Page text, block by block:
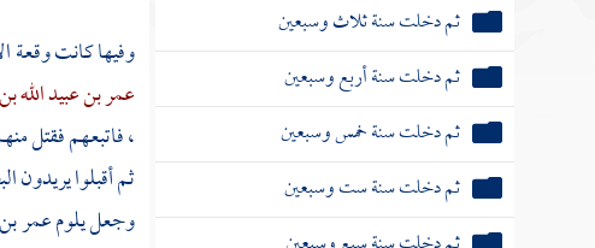
ثم دخلت سنة ثلاث وسبعين
ثم دخلت سنة أربع وسبعين
ثم دخلت سنة خمس وسبعين
ثم دخلت سنة ست وسبعين
وفيها كانت وقعة
عمر بن عبيد الله
، فاتبعهم فقتل
ثم أقبلوا يريدون
وجعل يلومعمر